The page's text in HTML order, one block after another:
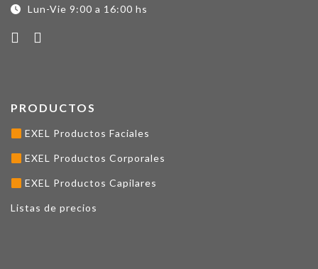
Lun-Vie 9:00 a 16:00 hs
PRODUCTOS
EXEL Productos Faciales
EXEL Productos Corporales
EXEL Productos Capilares
Listas de precios